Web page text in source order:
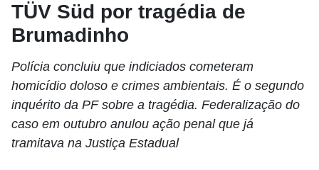
TÜV Süd por tragédia de
Brumadinho
Polícia concluiu que indiciados cometeram
homicídio doloso e crimes ambientais. É o segundo
inquérito da PF sobre a tragédia. Federalização do
caso em outubro anulou ação penal que já
tramitava na Justiça Estadual